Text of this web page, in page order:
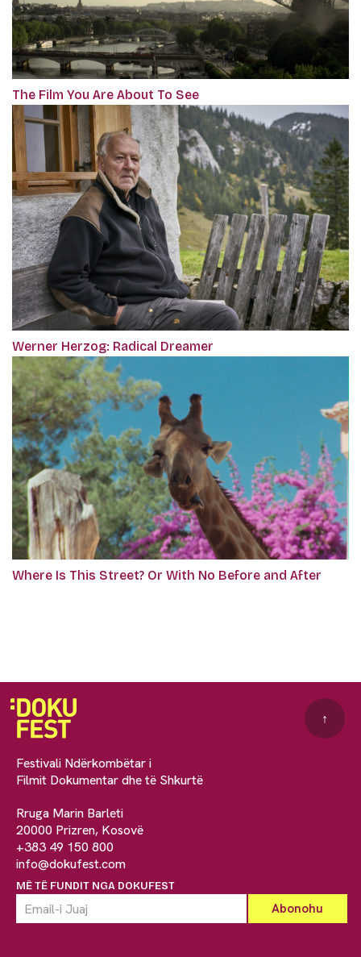
The Film You Are About To See
Werner Herzog: Radical Dreamer
Where Is This Street? Or With No Before and After
Festivali Ndërkombëtar i
Filmit Dokumentar dhe të Shkurtë
Rruga Marin Barleti
20000 Prizren, Kosovë
+383 49 150 800
info@dokufest.com
MË TË FUNDIT NGA DOKUFEST
↑